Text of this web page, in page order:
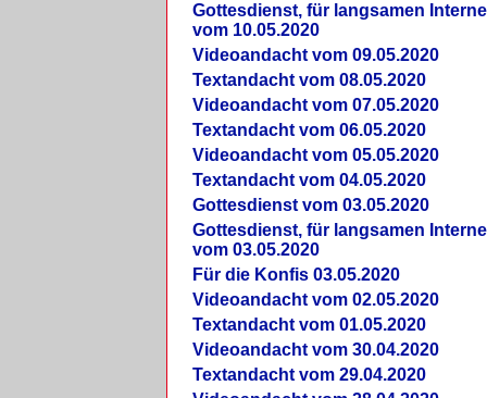
Gottesdienst, für langsamen
vom 10.05.2020
Videoandacht vom 09.05.2020
Textandacht vom 08.05.2020
Videoandacht vom 07.05.2020
Textandacht vom 06.05.2020
Videoandacht vom 05.05.2020
Textandacht vom 04.05.2020
Gottesdienst vom 03.05.2020
Gottesdienst, für langsamen
vom 03.05.2020
Für die Konfis 03.05.2020
Videoandacht vom 02.05.2020
Textandacht vom 01.05.2020
Videoandacht vom 30.04.2020
Textandacht vom 29.04.2020